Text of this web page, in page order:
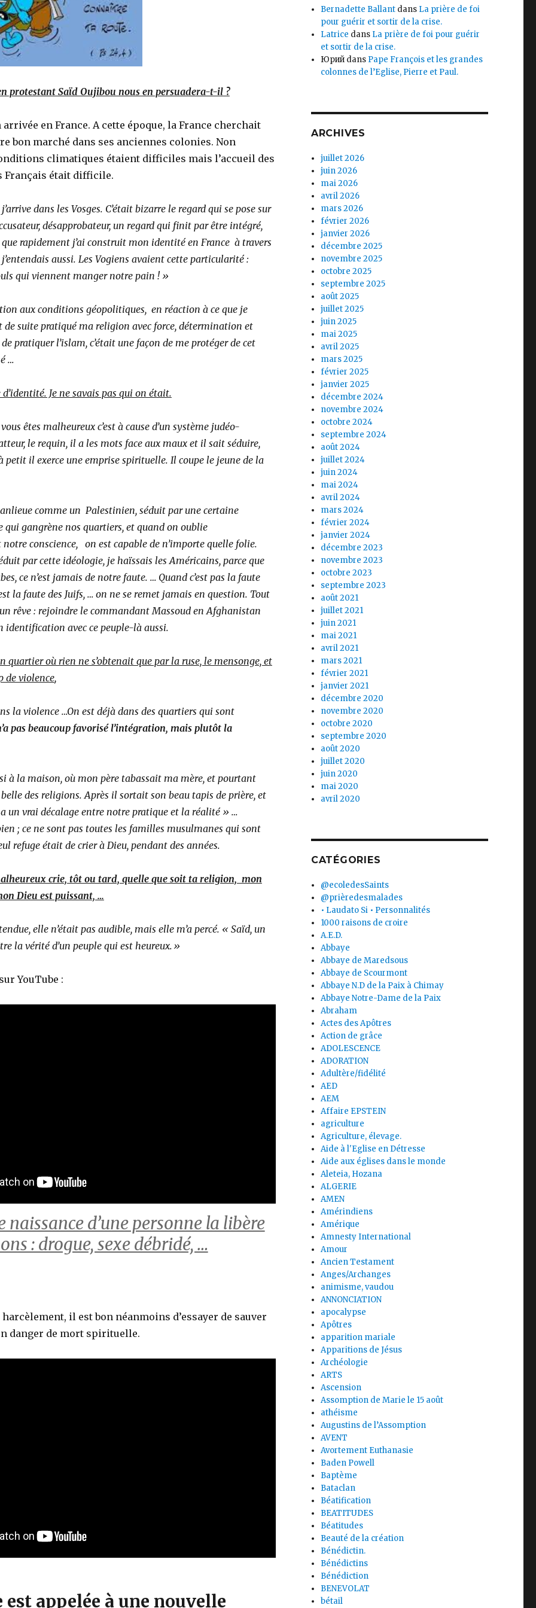
protestant Saïd Oujibou nous en persuadera-t-il ?
arrivée en France. A cette époque, la France cherchait
bon marché dans ses anciennes colonies. Non
climatiques étaient difficiles mais l’accueil des
Français était difficile.
dans les Vosges. C’était bizarre le regard qui se pose sur
désapprobateur, un regard qui finit par être intégré,
rapidement j’ai construit mon identité en France à travers
aussi. Les Vogiens avaient cette particularité :
qui viennent manger notre pain ! »
aux conditions géopolitiques, en réaction à ce que je
de suite pratiqué ma religion avec force, détermination et
pratiquer l’islam, c’était une façon de me protéger de cet
…
Je ne savais pas qui on était.
êtes malheureux c’est à cause d’un système judéo-
le requin, il a les mots face aux maux et il sait séduire,
petit il exerce une emprise spirituelle. Il coupe le jeune de la
comme un Palestinien, séduit par une certaine
gangrène nos quartiers, et quand on oublie
conscience, on est capable de n’importe quelle folie.
par cette idéologie, je haïssais les Américains, parce que
ce n’est jamais de notre faute. … Quand c’est pas la faute
la faute des Juifs, … on ne se remet jamais en question. Tout
rêve : rejoindre le commandant Massoud en Afghanistan
identification avec ce peuple-là aussi.
quartier où rien ne s’obtenait que par la ruse, le mensonge, et
de violence,
la violence …On est déjà dans des quartiers qui sont
pas beaucoup favorisé l’intégration, mais plutôt la
à la maison, où mon père tabassait ma mère, et pourtant
des religions. Après il sortait son beau tapis de prière, et
un vrai décalage entre notre pratique et la réalité » …
; ce ne sont pas toutes les familles musulmanes qui sont
refuge était de crier à Dieu, pendant des années.
crie, tôt ou tard, quelle que soit ta religion, mon
Dieu est puissant, …
elle n’était pas audible, mais elle m’a percé. « Saïd, un
la vérité d’un peuple qui est heureux.»
YouTube :
naissance d’une personne la libère
: drogue, sexe débridé, …
il est bon néanmoins d’essayer de sauver
danger de mort spirituelle.
est appelée à une nouvelle
Bernadette Ballant dans La prière de foi
pour guérir et sortir de la crise.
Latrice dans La prière de foi pour guérir
et sortir de la crise.
Юрий dans Pape François et les grandes
colonnes de l’Eglise, Pierre et Paul.
ARCHIVES
juillet 2026
juin 2026
mai 2026
avril 2026
mars 2026
février 2026
janvier 2026
décembre 2025
novembre 2025
octobre 2025
septembre 2025
août 2025
juillet 2025
juin 2025
mai 2025
avril 2025
mars 2025
février 2025
janvier 2025
décembre 2024
novembre 2024
octobre 2024
septembre 2024
août 2024
juillet 2024
juin 2024
mai 2024
avril 2024
mars 2024
février 2024
janvier 2024
décembre 2023
novembre 2023
octobre 2023
septembre 2023
août 2021
juillet 2021
juin 2021
mai 2021
avril 2021
mars 2021
février 2021
janvier 2021
décembre 2020
novembre 2020
octobre 2020
septembre 2020
août 2020
juillet 2020
juin 2020
mai 2020
avril 2020
CATÉGORIES
@ecoledesSaints
@prièredesmalades
• Laudato Si • Personnalités
1000 raisons de croire
A.E.D.
Abbaye
Abbaye de Maredsous
Abbaye de Scourmont
Abbaye N.D de la Paix à Chimay
Abbaye Notre-Dame de la Paix
Abraham
Actes des Apôtres
Action de grâce
ADOLESCENCE
ADORATION
Adultère/fidélité
AED
AEM
Affaire EPSTEIN
agriculture
Agriculture, élevage.
Aide à l'Eglise en Détresse
Aide aux églises dans le monde
Aleteia, Hozana
ALGERIE
AMEN
Amérindiens
Amérique
Amnesty International
Amour
Ancien Testament
Anges/Archanges
animisme, vaudou
ANNONCIATION
apocalypse
Apôtres
apparition mariale
Apparitions de Jésus
Archéologie
ARTS
Ascension
Assomption de Marie le 15 août
athéisme
Augustins de l’Assomption
AVENT
Avortement Euthanasie
Baden Powell
Baptème
Bataclan
Béatification
BEATITUDES
Béatitudes
Beauté de la création
Bénédictin.
Bénédictins
Bénédiction
BENEVOLAT
bétail